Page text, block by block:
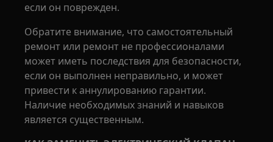
если он поврежден.
Обратите внимание, что самостоятельный
ремонт или ремонт не профессионалами
может иметь последствия для безопасности,
если он выполнен неправильно, и может
привести к аннулированию гарантии.
Наличие необходимых знаний и навыков
является существенным.